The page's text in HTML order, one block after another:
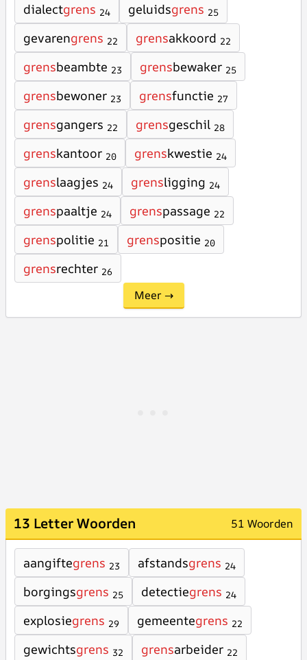
dialectgrens 24 geluidsgrens 25
gevarengrens 22 grensakkoord 22
grensbeambte 23 grensbewaker 25
grensbewoner 23 grensfunctie 27
grensgangers 22 grensgeschil 28
grenskantoor 20 grenskwestie 24
grenslaagjes 24 grensligging 24
grenspaaltje 24 grenspassage 22
grenspolitie 21 grenspositie 20
grensrechter 26
Meer →
13 Letter Woorden 51 Woorden
aangiftegrens 23 afstandsgrens 24
borgingsgrens 25 detectiegrens 24
explosiegrens 29 gemeentegrens 22
gewichtsgrens 32 grensarbeider 22